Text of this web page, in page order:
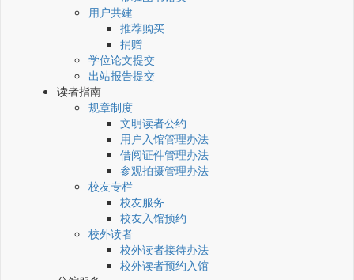
用户共建
推荐购买
捐赠
学位论文提交
出站报告提交
读者指南
规章制度
文明读者公约
用户入馆管理办法
借阅证件管理办法
参观拍摄管理办法
校友专栏
校友服务
校友入馆预约
校外读者
校外读者接待办法
校外读者预约入馆